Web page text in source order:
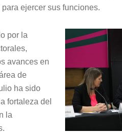
ejercer sus funciones.
por la
avances en
de
ha sido
fortaleza del
la